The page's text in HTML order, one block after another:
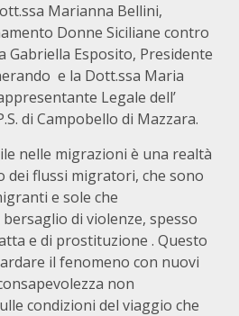
Marianna Bellini,
Donne Siciliane contro
Gabriella Esposito, Presidente
e la Dott.ssa Maria
Legale dell’
di Campobello di Mazzara.
nelle migrazioni è una realtà
dei flussi migratori, che sono
e sole che
di violenze, spesso
e di prostituzione . Questo
il fenomeno con nuovi
non
condizioni del viaggio che